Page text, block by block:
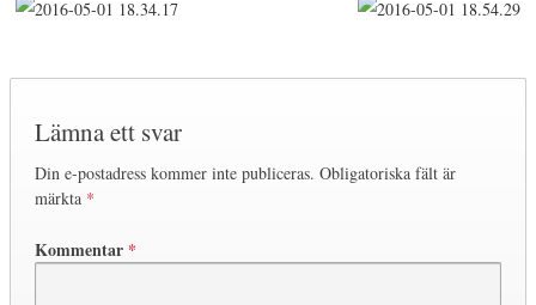
Lämna ett svar
Din e-postadress kommer inte publiceras. Obligatoriska fält är
märkta *
Kommentar *